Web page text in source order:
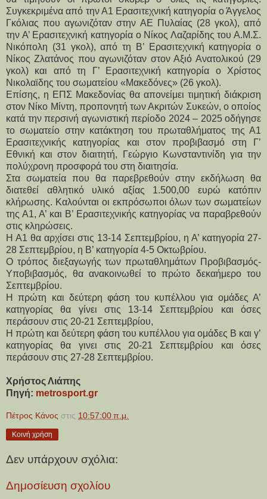
Συγκεκριμένα από την Α1 Ερασιτεχνική κατηγορία ο Άγγελος
Γκόλιας που αγωνιζόταν στην ΑΕ Πυλαίας (28 γκολ), από
την Α’ Ερασιτεχνική κατηγορία ο Νίκος Λαζαρίδης του Α.Μ.Σ.
Νικόπολη (31 γκολ), από τη Β’ Ερασιτεχνική κατηγορία ο
Νίκος Ζλατάνος που αγωνιζόταν στον Αξιό Ανατολικού (29
γκολ) και από τη Γ’ Ερασιτεχνική κατηγορία ο Χρίστος
Νικολαϊδης του σωματείου «Μακεδόνες» (26 γκολ).
Επίσης, η ΕΠΣ Μακεδονίας θα απονείμει τιμητική διάκριση
στον Νίκο Μίντη, προπονητή των Ακριτών Συκεών, ο οποίος
κατά την περσινή αγωνιστική περίοδο 2024 – 2025 οδήγησε
το σωματείο στην κατάκτηση του πρωταθλήματος της Α1
Ερασιτεχνικής κατηγορίας και στον προβιβασμό στη Γ’
Εθνική και στον διαιτητή, Γεώργιο Κωνσταντινίδη για την
πολύχρονη προσφορά του στη διαιτησία.
Στα σωματεία που θα παρεβρεθούν στην εκδήλωση θα
διατεθεί αθλητικό υλικό αξίας 1.500,00 ευρώ κατόπιν
κλήρωσης. Καλούνται οι εκπρόσωποι όλων των σωματείων
της Α1, Α’ και Β’ Ερασιτεχνικής κατηγορίας να παραβρεθούν
στις κληρώσεις.
Η Α1 θα αρχίσει στις 13-14 Σεπτεμβρίου, η Α’ κατηγορία 27-
28 Σεπτεμβρίου, η Β’ κατηγορία 4-5 Οκτωβρίου.
Ο τρόπος διεξαγωγής των πρωταθλημάτων Προβιβασμός-
Υποβιβασμός, θα ανακοινωθεί το πρώτο δεκαήμερο του
Σεπτεμβρίου.
Η πρώτη και δεύτερη φάση του κυπέλλου για ομάδες Α’
κατηγορίας θα γίνει στις 13-14 Σεπτεμβρίου και όσες
περάσουν στις 20-21 Σεπτεμβρίου,
Η πρώτη και δεύτερη φάση του κυπέλλου για ομάδες Β και γ’
κατηγορίας θα γινει στις 20-21 Σεπτεμβρίου και όσες
περάσουν στις 27-28 Σεπτεμβρίου.
Χρήστος Λιάπης
Πηγή: metrosport.gr
Πέτρος Κάνος στις 10:57:00 π.μ.
Κοινή χρήση
Δεν υπάρχουν σχόλια:
Δημοσίευση σχολίου